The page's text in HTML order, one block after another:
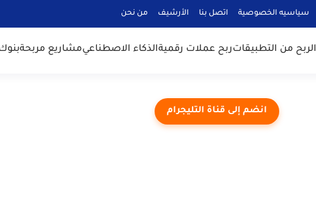
سياسيه الخصوصية اتصل بنا الأرشيف من نحن
الربح من التطبيقاتربح عملات رقميةالذكاء الاصطناعيمشاريع مربحة
انضم إلى قناة التليجرام